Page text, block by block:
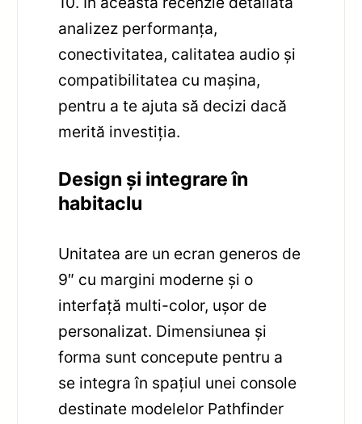
analizez performanța,
conectivitatea, calitatea audio și
compatibilitatea cu mașina,
pentru a te ajuta să decizi dacă
merită investiția.
Design și integrare în
habitaclu
Unitatea are un ecran generos de
9″ cu margini moderne și o
interfață multi-color, ușor de
personalizat. Dimensiunea și
forma sunt concepute pentru a
se integra în spațiul unei console
destinate modelelor Pathfinder